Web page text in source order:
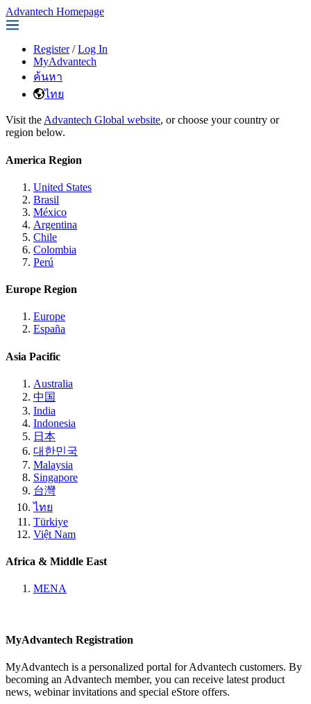
Advantech Homepage
Register / Log In
MyAdvantech
ค้นหา
ไทย
Visit the Advantech Global website, or choose your country or
region below.
America Region
United States
Brasil
México
Argentina
Chile
Colombia
Perú
Europe Region
Europe
España
Asia Pacific
Australia
中国
India
Indonesia
日本
대한민국
Malaysia
Singapore
台灣
ไทย
Türkiye
Việt Nam
Africa & Middle East
MENA
MyAdvantech Registration
MyAdvantech is a personalized portal for Advantech customers. By
becoming an Advantech member, you can receive latest product
news, webinar invitations and special eStore offers.